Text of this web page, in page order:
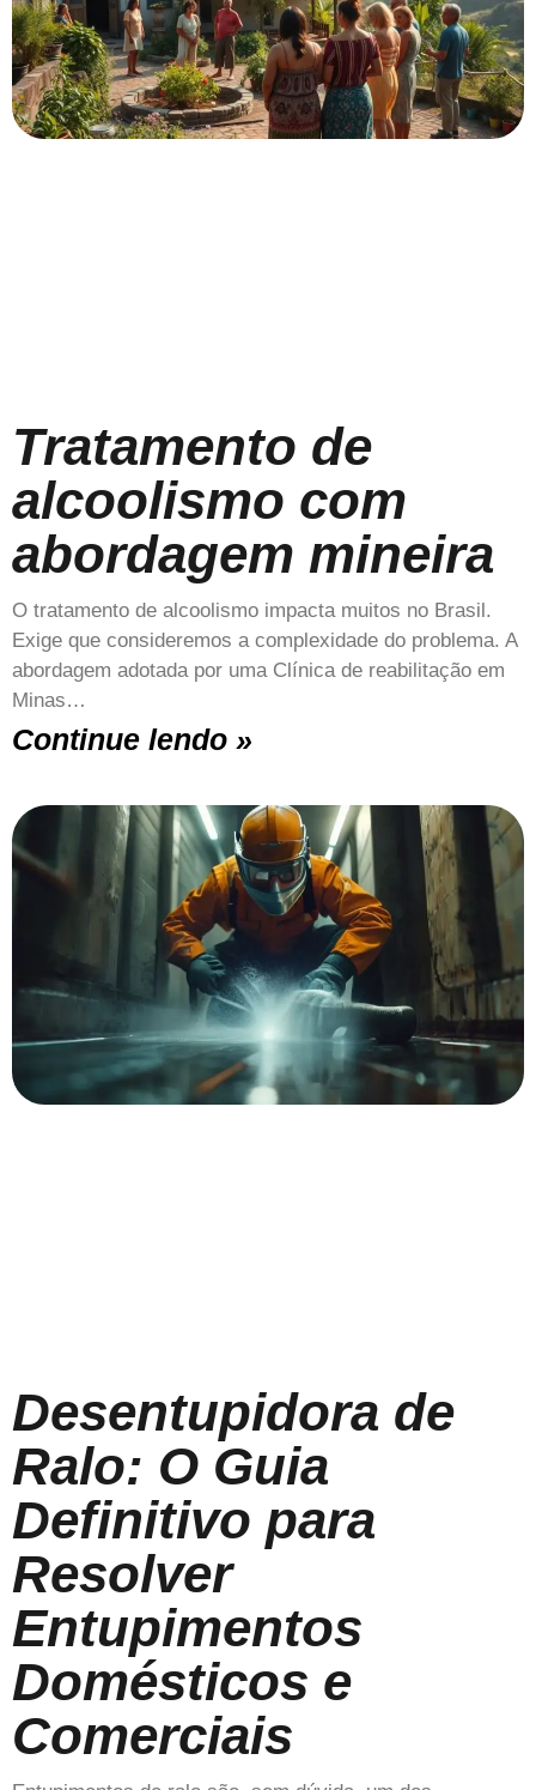
Tratamento de
alcoolismo com
abordagem mineira
O tratamento de alcoolismo impacta muitos no Brasil.
Exige que consideremos a complexidade do problema. A
abordagem adotada por uma Clínica de reabilitação em
Minas…
Continue lendo »
Desentupidora de
Ralo: O Guia
Definitivo para
Resolver
Entupimentos
Domésticos e
Comerciais